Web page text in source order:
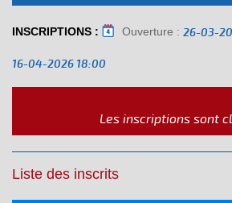
INSCRIPTIONS : Ouverture : 26-03-
16-04-2026 18:00
Les inscriptions sont
Liste des inscrits